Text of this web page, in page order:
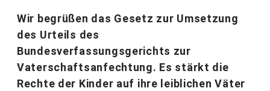
Wir begrüßen das Gesetz zur Umsetzung
des Urteils des
Bundesverfassungsgerichts zur
Vaterschaftsanfechtung. Es stärkt die
Rechte der Kinder auf ihre leiblichen Väter